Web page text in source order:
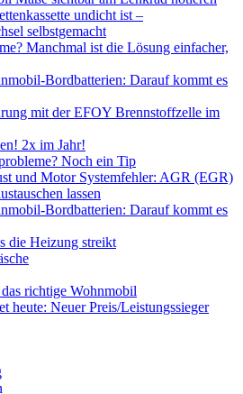
undicht ist –
selbstgemacht
Manchmal ist die Lösung einfacher,
Bordbatterien: Darauf kommt es
mit der EFOY Brennstoffzelle im
2x im Jahr!
Noch ein Tip
und Motor Systemfehler: AGR (EGR)
lassen
Bordbatterien: Darauf kommt es
die Heizung streikt
richtige Wohnmobil
heute: Neuer Preis/Leistungssieger